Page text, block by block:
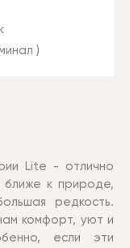
)
Lite - отлично
ближе к природе,
редкость.
комфорт, уют и
если эти